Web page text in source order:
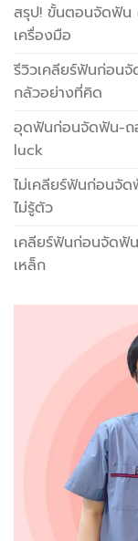
สรุป! ขั้นตอนจัดฟัน
เครื่องมือ
รีวิวเคลียร์ฟันก่อน
กลัวอย่างที่คิด
อุดฟันก่อนจัดฟัน-ถ
luck
ไม่เคลียร์ฟันก่อนจั
ไม่รู้ตัว
เคลียร์ฟันก่อนจัดฟัน
เหล็ก